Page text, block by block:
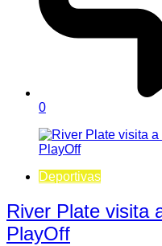
0
Deportivas
River Plate visita
PlayOff